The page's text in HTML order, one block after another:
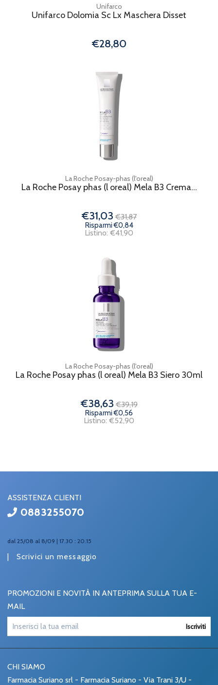
Unifarco
Unifarco Dolomia Sc Lx Maschera Disset
€28,80
La Roche Posay-phas (l'oreal)
La Roche Posay phas (l oreal) Mela B3 Crema...
€31,03 €31,87
Risparmi €0,84
Listino: €41,90
La Roche Posay-phas (l'oreal)
La Roche Posay phas (l oreal) Mela B3 Siero 30ml
€38,63 €39,19
Risparmi €0,56
Listino: €52,90
ASSISTENZA CLIENTI
0883255070
dal 25/08 al 8/09 | 17.30 : 20.15
| Scrivici un messaggio
PROMOZIONI E NOVITÀ IN ANTEPRIMA SULLA TUA E-
MAIL
Iscriviti
CHI SIAMO
Farmacia Suriano srl - Farmacia Suriano - Via Trani 3/U -